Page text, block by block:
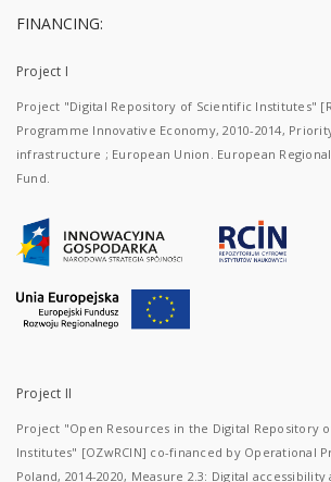
FINANCING:
Project I
Project "Digital Repository of Scientific Institutes"
Programme Innovative Economy, 2010-2014,
infrastructure ; European Union. European
Fund.
Project II
Project "Open Resources in the Digital Repository
Institutes" [OZwRCIN] co-financed by Operational
Poland, 2014-2020, Measure 2.3: Digital